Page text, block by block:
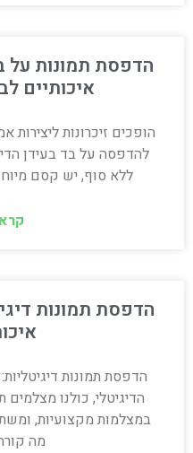
הדפסת תמונות על
איכותיים
הופכים זיכרונות ליצירות
להדפסה על בד בעידן
ללא סוף, יש קסם
הדפסת תמונות
הדפסת תמונות
הדיגיטלי, כולנו
במצלמות מקצועיות,
מה